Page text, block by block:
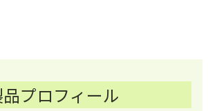
プロフィール